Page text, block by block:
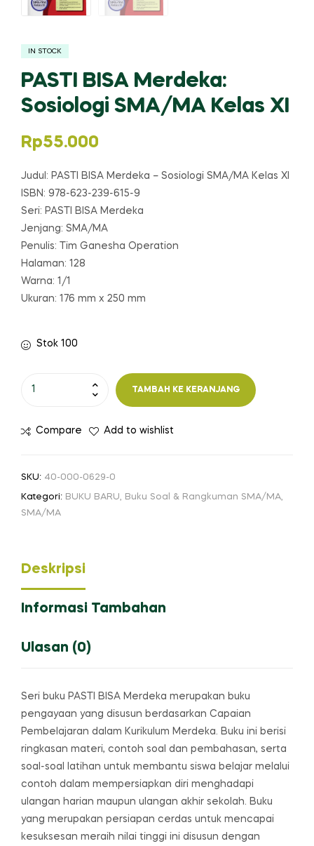
IN STOCK
PASTI BISA Merdeka:
Sosiologi SMA/MA Kelas XI
Rp55.000
Judul: PASTI BISA Merdeka – Sosiologi SMA/MA Kelas XI
ISBN: 978-623-239-615-9
Seri: PASTI BISA Merdeka
Jenjang: SMA/MA
Penulis: Tim Ganesha Operation
Halaman: 128
Warna: 1/1
Ukuran: 176 mm x 250 mm
Stok 100
Merdeka:
TAMBAH KE KERANJANG
Compare Add to wishlist
SKU: 40-000-0629-0
Kategori: BUKU BARU, Buku Soal & Rangkuman SMA/MA,
SMA/MA
Deskripsi
Informasi Tambahan
Ulasan (0)
Seri buku PASTI BISA Merdeka merupakan buku
pengayaan yang disusun berdasarkan Capaian
Pembelajaran dalam Kurikulum Merdeka. Buku ini berisi
ringkasan materi, contoh soal dan pembahasan, serta
soal-soal latihan untuk membantu siswa belajar melalui
contoh dalam mempersiapkan diri menghadapi
ulangan harian maupun ulangan akhir sekolah. Buku
yang merupakan persiapan cerdas untuk mencapai
kesuksesan meraih nilai tinggi ini disusun dengan